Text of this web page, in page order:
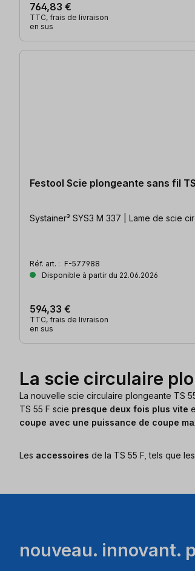
764,83 €
TTC, frais de livraison
en sus
Festool Scie plongeante sans fil
Systainer³ SYS3 M 337 | Lame de scie
Réf. art. : F-577988
Disponible à partir du 22.06.2026
594,33 €
TTC, frais de livraison
en sus
La scie circulaire
La nouvelle scie circulaire plongeante TS
TS 55 F scie presque deux fois plus vite
coupe avec une puissance de coupe
Les accessoires de la TS 55 F, tels que
nouveau. innovant.